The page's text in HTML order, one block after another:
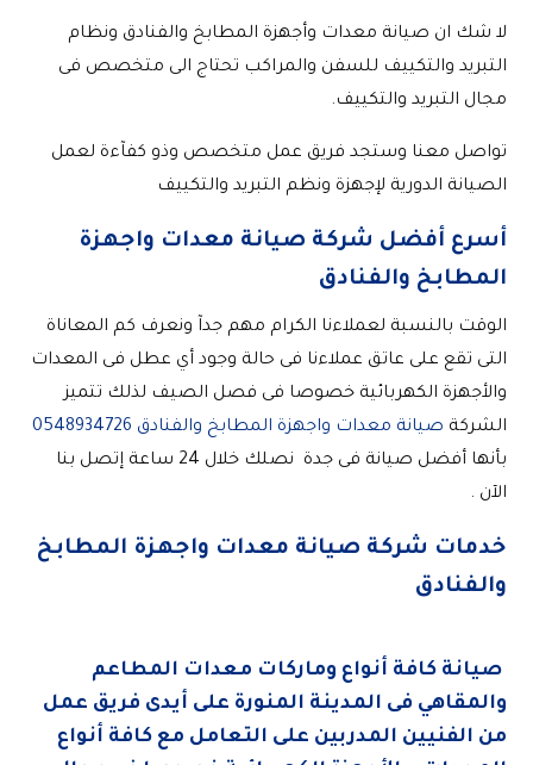
لا شك ان صيانة معدات وأجهزة المطابخ والفنادق ونظام
التبريد والتكييف للسفن والمراكب تحتاج الى متخصص فى
مجال التبريد والتكييف.
تواصل معنا وستجد فريق عمل متخصص وذو كفآءة لعمل
الصيانة الدورية لإجهزة ونظم التبريد والتكييف
أسرع أفضل شركة صيانة معدات واجهزة
المطابخ والفنادق
الوقت بالنسبة لعملاءنا الكرام مهم جدآ ونعرف كم المعاناة
التى تقع على عاتق عملاءنا فى حالة وجود أي عطل فى المعدات
والأجهزة الكهربائية خصوصا فى فصل الصيف لذلك تتميز
الشركة صيانة معدات واجهزة المطابخ والفنادق 0548934726
بأنها أفضل صيانة فى جدة نصلك خلال 24 ساعة إتصل بنا
الآن .
خدمات شركة صيانة معدات واجهزة المطابخ
والفنادق
صيانة كافة أنواع وماركات معدات المطاعم
والمقاهي فى المدينة المنورة على أيدى فريق عمل
من الفنيين المدربين على التعامل مع كافة أنواع